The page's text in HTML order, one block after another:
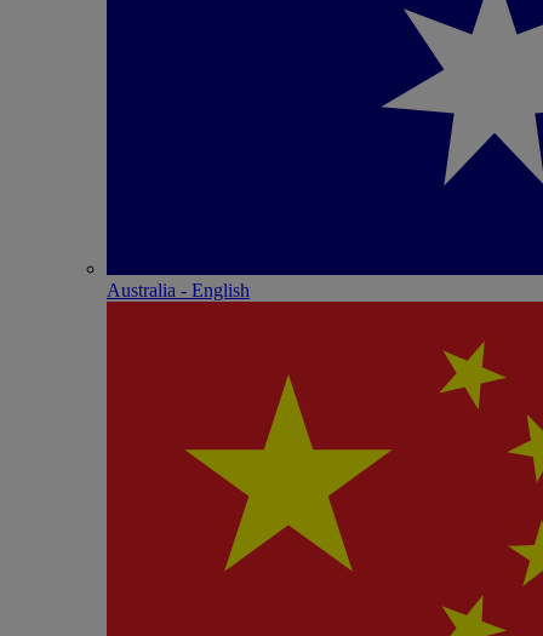
Australia - English